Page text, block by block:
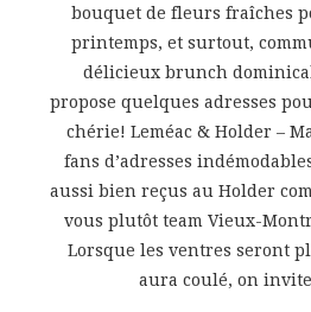
bouquet de fleurs fraîches
printemps, et surtout,
délicieux brunch
propose quelques adresses
chérie! Leméac & Holder –
fans d’adresses
aussi bien reçus au Holder
vous plutôt team Vieux-
Lorsque les ventres seront
aura coulé, on